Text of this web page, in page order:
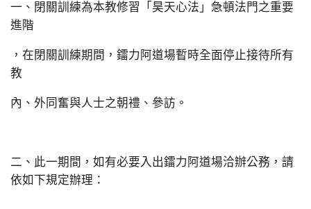
一、閉關訓練為本教修習「昊天心法」急頓法門之重要
進階
，在閉關訓練期間，鐳力阿道場暫時全面停止接待所有
教
內、外同奮與人士之朝禮、參訪。
二、此一期間，如有必要入出鐳力阿道場洽辦公務，請
依如下規定辦理：